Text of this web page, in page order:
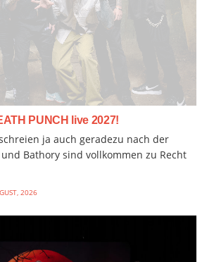
PUNCH live 2027!
ja auch geradezu nach der
Bathory sind vollkommen zu Recht
2026